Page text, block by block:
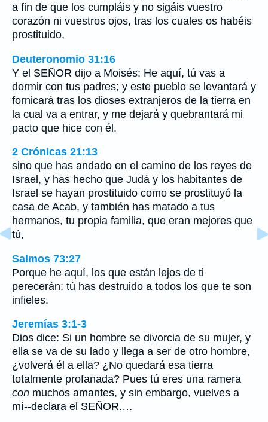
a fin de que los cumpláis y no sigáis vuestro
corazón ni vuestros ojos, tras los cuales os habéis
prostituido,
Deuteronomio 31:16
Y el SEÑOR dijo a Moisés: He aquí, tú vas a
dormir con tus padres; y este pueblo se levantará y
fornicará tras los dioses extranjeros de la tierra en
la cual va a entrar, y me dejará y quebrantará mi
pacto que hice con él.
2 Crónicas 21:13
sino que has andado en el camino de los reyes de
Israel, y has hecho que Judá y los habitantes de
Israel se hayan prostituido como se prostituyó la
casa de Acab, y también has matado a tus
hermanos, tu propia familia, que eran mejores que
tú,
Salmos 73:27
Porque he aquí, los que están lejos de ti
perecerán; tú has destruido a todos los que te son
infieles.
Jeremías 3:1-3
Dios dice: Si un hombre se divorcia de su mujer, y
ella se va de su lado y llega a ser de otro hombre,
¿volverá él a ella? ¿No quedará esa tierra
totalmente profanada? Pues tú eres una ramera
con muchos amantes, y sin embargo, vuelves a
mí--declara el SEÑOR.…